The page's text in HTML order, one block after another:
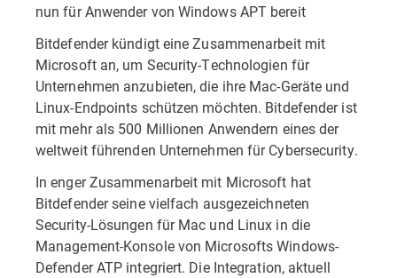
nun für Anwender von Windows APT bereit
Bitdefender kündigt eine Zusammenarbeit mit
Microsoft an, um Security-Technologien für
Unternehmen anzubieten, die ihre Mac-Geräte und
Linux-Endpoints schützen möchten. Bitdefender ist
mit mehr als 500 Millionen Anwendern eines der
weltweit führenden Unternehmen für Cybersecurity.
In enger Zusammenarbeit mit Microsoft hat
Bitdefender seine vielfach ausgezeichneten
Security-Lösungen für Mac und Linux in die
Management-Konsole von Microsofts Windows-
Defender ATP integriert. Die Integration, aktuell